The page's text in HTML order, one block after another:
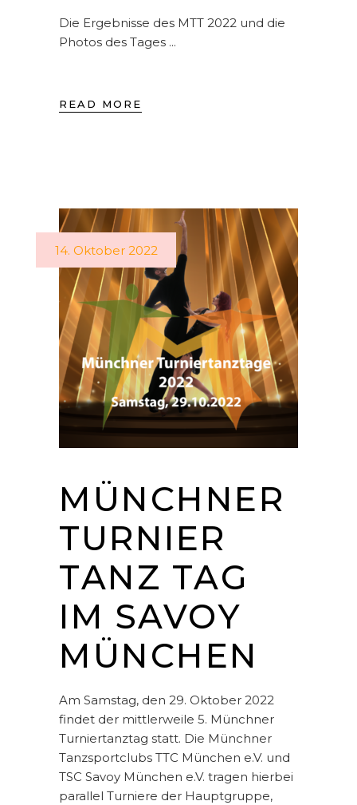
Die Ergebnisse des MTT 2022 und die
Photos des Tages
READ MORE
14. Oktober 2022
MÜNCHNER
TURNIER
TANZ TAG
IM SAVOY
MÜNCHEN
Am Samstag, den 29. Oktober 2022
findet der mittlerweile 5. Münchner
Turniertanztag statt. Die Münchner
Tanzsportclubs TTC München e.V. und
TSC Savoy München e.V. tragen hierbei
parallel Turniere der Hauptgruppe,